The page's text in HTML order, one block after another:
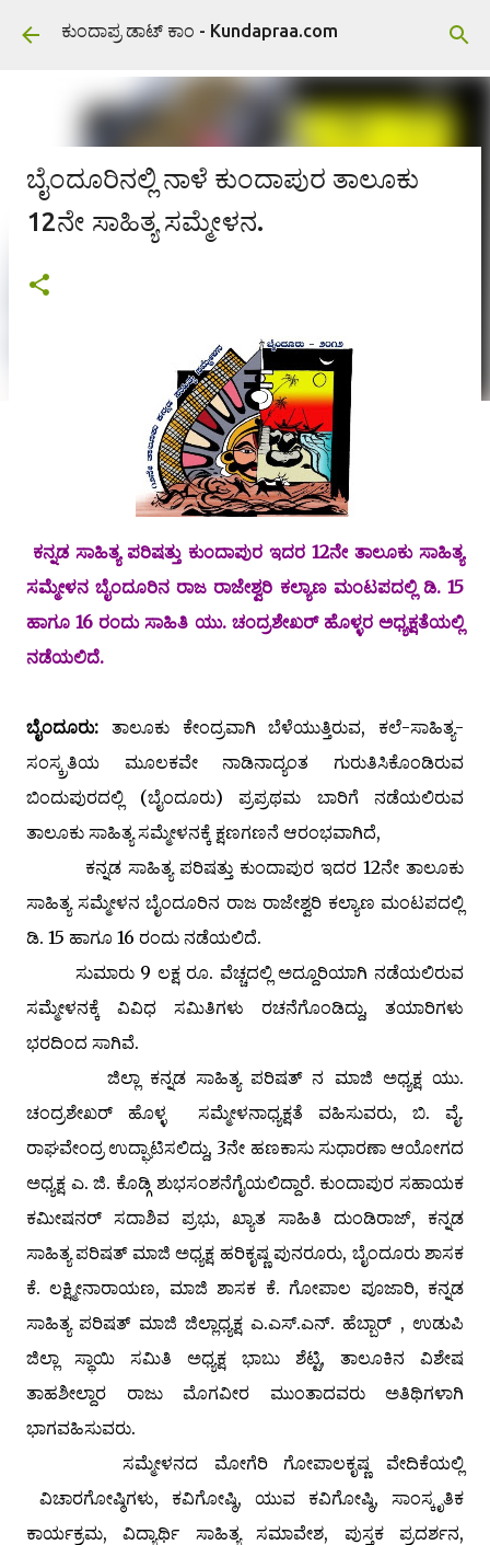
ವಿಷಯಕ್ಕೆ ಹೋಗಿ
ಕುಂದಾಪ್ರ ಡಾಟ್ ಕಾಂ - Kundapraa.com
ಬೈಂದೂರಿನಲ್ಲಿ ನಾಳೆ ಕುಂದಾಪುರ ತಾಲೂಕು
12ನೇ ಸಾಹಿತ್ಯ ಸಮ್ಮೇಳನ.
ಕನ್ನಡ ಸಾಹಿತ್ಯ ಪರಿಷತ್ತು ಕುಂದಾಪುರ ಇದರ 12ನೇ ತಾಲೂಕು ಸಾಹಿತ್ಯ
ಸಮ್ಮೇಳನ ಬೈಂದೂರಿನ ರಾಜ ರಾಜೇಶ್ವರಿ ಕಲ್ಯಾಣ ಮಂಟಪದಲ್ಲಿ ಡಿ. 15
ಹಾಗೂ 16 ರಂದು ಸಾಹಿತಿ ಯು. ಚಂದ್ರಶೇಖರ್ ಹೊಳ್ಳರ ಅಧ್ಯಕ್ಷತೆಯಲ್ಲಿ
ನಡೆಯಲಿದೆ.
ಬೈಂದೂರು: ತಾಲೂಕು ಕೇಂದ್ರವಾಗಿ ಬೆಳೆಯುತ್ತಿರುವ, ಕಲೆ-ಸಾಹಿತ್ಯ-
ಸಂಸ್ಕ್ರತಿಯ ಮೂಲಕವೇ ನಾಡಿನಾದ್ಯಂತ ಗುರುತಿಸಿಕೊಂಡಿರುವ
ಬಿಂದುಪುರದಲ್ಲಿ (ಬೈಂದೂರು) ಪ್ರಪ್ರಥಮ ಬಾರಿಗೆ ನಡೆಯಲಿರುವ
ತಾಲೂಕು ಸಾಹಿತ್ಯ ಸಮ್ಮೇಳನಕ್ಕೆ ಕ್ಷಣಗಣನೆ ಆರಂಭವಾಗಿದೆ,
ಕನ್ನಡ ಸಾಹಿತ್ಯ ಪರಿಷತ್ತು ಕುಂದಾಪುರ ಇದರ 12ನೇ ತಾಲೂಕು
ಸಾಹಿತ್ಯ ಸಮ್ಮೇಳನ ಬೈಂದೂರಿನ ರಾಜ ರಾಜೇಶ್ವರಿ ಕಲ್ಯಾಣ ಮಂಟಪದಲ್ಲಿ
ಡಿ. 15 ಹಾಗೂ 16 ರಂದು ನಡೆಯಲಿದೆ.
ಸುಮಾರು 9 ಲಕ್ಷ ರೂ. ವೆಚ್ಚದಲ್ಲಿ ಅದ್ದೂರಿಯಾಗಿ ನಡೆಯಲಿರುವ
ಸಮ್ಮೇಳನಕ್ಕೆ ವಿವಿಧ ಸಮಿತಿಗಳು ರಚನೆಗೊಂಡಿದ್ದು, ತಯಾರಿಗಳು
ಭರದಿಂದ ಸಾಗಿವೆ.
ಜಿಲ್ಲಾ ಕನ್ನಡ ಸಾಹಿತ್ಯ ಪರಿಷತ್ ನ ಮಾಜಿ ಅಧ್ಯಕ್ಷ ಯು.
ಚಂದ್ರಶೇಖರ್ ಹೊಳ್ಳ ಸಮ್ಮೇಳನಾಧ್ಯಕ್ಷತೆ ವಹಿಸುವರು, ಬಿ. ವೈ.
ರಾಘವೇಂದ್ರ ಉದ್ಘಾಟಿಸಲಿದ್ದು, 3ನೇ ಹಣಕಾಸು ಸುಧಾರಣಾ ಆಯೋಗದ
ಅಧ್ಯಕ್ಷ ಎ. ಜಿ. ಕೊಡ್ಗಿ ಶುಭಸಂಶನೆಗೈಯಲಿದ್ದಾರೆ. ಕುಂದಾಪುರ ಸಹಾಯಕ
ಕಮೀಷನರ್ ಸದಾಶಿವ ಪ್ರಭು, ಖ್ಯಾತ ಸಾಹಿತಿ ದುಂಡಿರಾಜ್, ಕನ್ನಡ
ಸಾಹಿತ್ಯ ಪರಿಷತ್ ಮಾಜಿ ಅಧ್ಯಕ್ಷ ಹರಿಕೃಷ್ಣ ಪುನರೂರು, ಬೈಂದೂರು ಶಾಸಕ
ಕೆ. ಲಕ್ಷ್ಮೀನಾರಾಯಣ, ಮಾಜಿ ಶಾಸಕ ಕೆ. ಗೋಪಾಲ ಪೂಜಾರಿ, ಕನ್ನಡ
ಸಾಹಿತ್ಯ ಪರಿಷತ್ ಮಾಜಿ ಜಿಲ್ಲಾಧ್ಯಕ್ಷ ಎ.ಎಸ್.ಎನ್. ಹೆಬ್ಬಾರ್ , ಉಡುಪಿ
ಜಿಲ್ಲಾ ಸ್ಥಾಯಿ ಸಮಿತಿ ಅಧ್ಯಕ್ಷ ಭಾಬು ಶೆಟ್ಟಿ, ತಾಲೂಕಿನ ವಿಶೇಷ
ತಾಹಶೀಲ್ದಾರ ರಾಜು ಮೊಗವೀರ ಮುಂತಾದವರು ಅತಿಥಿಗಳಾಗಿ
ಭಾಗವಹಿಸುವರು.
ಸಮ್ಮೇಳನದ ಮೋಗೆರಿ ಗೋಪಾಲಕೃಷ್ಣ ವೇದಿಕೆಯಲ್ಲಿ
ವಿಚಾರಗೋಷ್ಠಿಗಳು, ಕವಿಗೋಷ್ಠಿ, ಯುವ ಕವಿಗೋಷ್ಠಿ, ಸಾಂಸ್ಕೃತಿಕ
ಕಾರ್ಯಕ್ರಮ, ವಿದ್ಯಾರ್ಥಿ ಸಾಹಿತ್ಯ ಸಮಾವೇಶ, ಪುಸ್ತಕ ಪ್ರದರ್ಶನ,